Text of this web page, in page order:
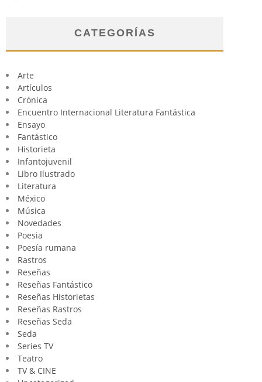
CATEGORÍAS
Arte
Artículos
Crónica
Encuentro Internacional Literatura Fantástica
Ensayo
Fantástico
Historieta
Infantojuvenil
Libro Ilustrado
Literatura
México
Música
Novedades
Poesia
Poesía rumana
Rastros
Reseñas
Reseñas Fantástico
Reseñas Historietas
Reseñas Rastros
Reseñas Seda
Seda
Series TV
Teatro
TV & CINE